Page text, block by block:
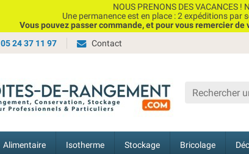
NOUS PRENONS DES
Une permanence est en place : 2 expéditions
Vous pouvez passer commande, et pour vous remercier
05 24 37 11 97 Contact
Alimentaire Isotherme Stockage Bricolage